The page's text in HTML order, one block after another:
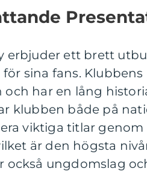
erbjuder ett brett
sina fans.
och har en lång
klubben både på
viktiga titlar genom
är den högsta
också ungdomslag